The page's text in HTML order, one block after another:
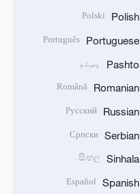
Polish
Polski
Portuguese
Português
Pashto پښتو
Romanian
Română
Russian
Русский
Serbian
Српски
Sinhala
සිංහල
Spanish
Español